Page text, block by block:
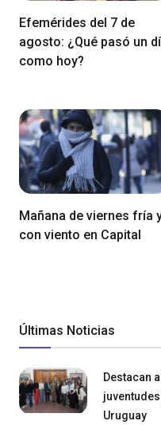
Efemérides del 7 de
agosto: ¿Qué pasó un
como hoy?
Mañana de viernes fría
con viento en Capital
Últimas Noticias
Destacan
Uruguay